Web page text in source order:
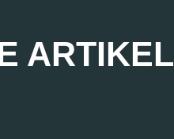
ARTIKEL